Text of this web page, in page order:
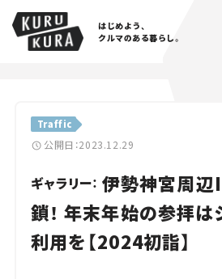
はじめよう、
クルマのある暮らし。
Traffic
公開日：2023.12.29
ギャラリー： 伊勢神宮周辺
鎖！ 年末年始の参拝
利用を【2024初詣】
Cars
Lifestyle
Traffic
Special